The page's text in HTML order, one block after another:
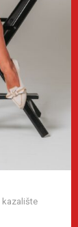
kazalište